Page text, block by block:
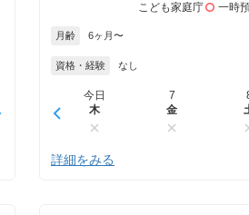
こども家庭庁 一時
月齢 6ヶ月〜
資格・経験 なし
今日
木
7
金
詳細をみる